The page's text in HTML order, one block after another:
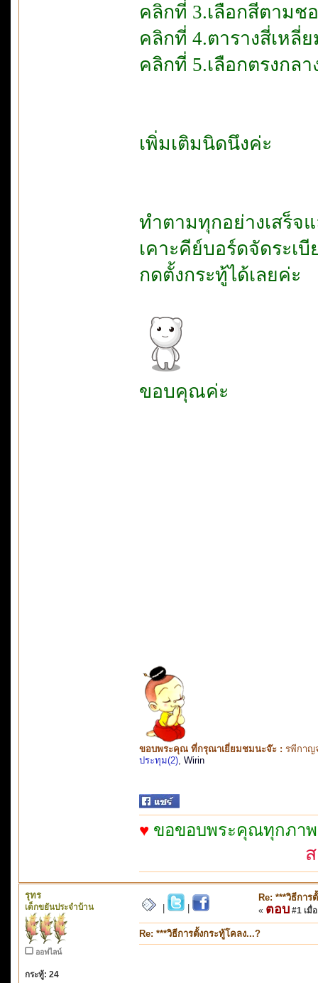
คลิกที่ 3.เลือกสีตามช
คลิกที่ 4.ตารางสี่เหลี่
คลิกที่ 5.เลือกตรงกลา
เพิ่มเติมนิดนึงค่ะ
ทำตามทุกอย่างเสร็จ
เคาะคีย์บอร์ดจัดระเ
กดตั้งกระทู้ได้เลยค่ะ
ขอบคุณค่ะ
ขอบพระคุณ ที่กรุณาเยี่ยมชมนะจ๊ะ : รพีกาญ
ประทุม(2) Wirin
♥ ขอขอบพระคุณทุกภาพ
รุทร
เด็กขยันประจำบ้าน
ออฟไลน์
กระทู้: 24
Re: ***วิธีการ
« ตอบ #1 เมื่
Re: ***วิธีการตั้งกระทู้โคลง...?